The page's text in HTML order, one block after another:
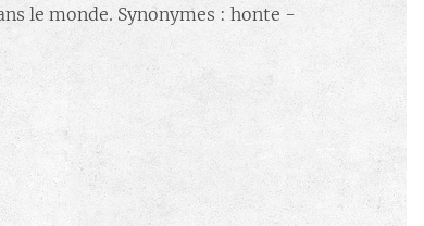
le monde. Synonymes : honte -